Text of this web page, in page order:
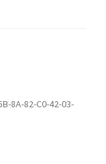
8A-82-C0-42-03-